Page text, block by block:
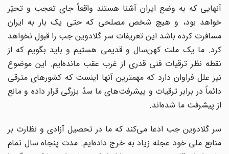
آنهایی که به وضع ایران آشنا هستند واقعاً جای تعجب و تحیّر
خواهد بود، و هیچ شخص مصلحی که حتی یک بار به ایران
مسافرت کرده باشد این تعریفات سر گلادوین جب را قبول نخواهد
کرد. ما یک ملت کهن‌سال و قدیمی هستیم و باید بگویم که از
نقطه نظر ترقیات فنی قدری از غرب عقب مانده‌ایم. این موضوع
نیز علل فراوان دارد که مهمترین آنها اینست که کشورهای مترقی
دائماً در برابر ترقیات و پیشرفت‌های ما سدّ بزرگی قرار داده و مانع
از پیشرفت ما شده‌اند.
سر گلادوین جب ادعا می‌کند که ما در تحصیل آزادی و نظارت بر
منابع ملی خود عجله زیاد به خرج داده‌ایم. مدت پنجاه سال تمام